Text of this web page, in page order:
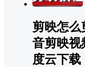
剪映怎么
音剪映视
度云下载